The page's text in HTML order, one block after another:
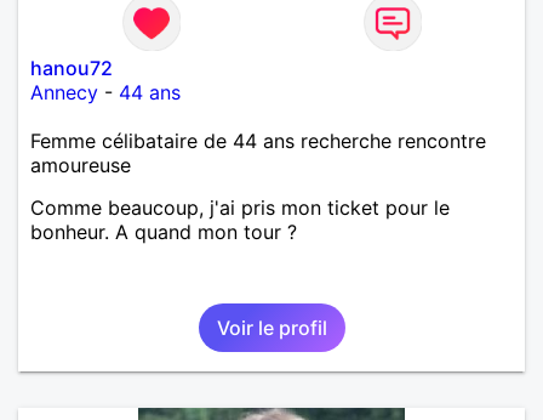
hanou72
Annecy - 44 ans
Femme célibataire de 44 ans recherche rencontre
amoureuse
Comme beaucoup, j'ai pris mon ticket pour le
bonheur. A quand mon tour ?
Voir le profil